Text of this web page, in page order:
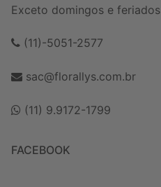
Exceto domingos e feriados
(11)-5051-2577
sac@florallys.com.br
(11) 9.9172-1799
FACEBOOK